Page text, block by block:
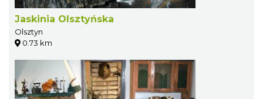
Jaskinia Olsztyńska
Olsztyn
0.73 km